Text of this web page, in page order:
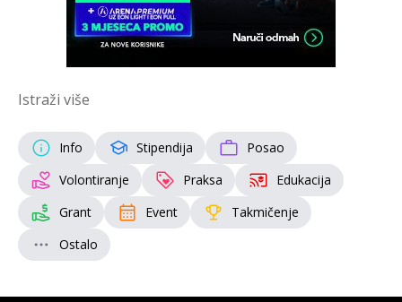
Istraži više
Info Stipendija
Posao
Volontiranje
Praksa
Edukacija
Grant
Event
Takmičenje
Ostalo